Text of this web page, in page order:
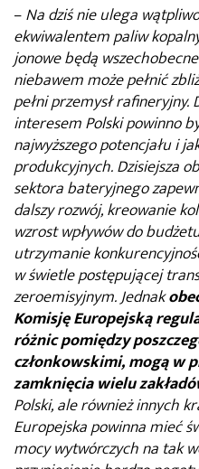
–Na dziś nie ulega
ekwiwalentem paliw
jonowe będą
niebawem może pełnić
pełni przemysł
interesem Polski powinno
najwyższego potencjału i
produkcyjnych. Dzisiejsza
sektora bateryjnego
dalszy rozwój, kreowanie
wzrost wpływów do
utrzymanie
w świetle postępującej
zeroemisyjnym. Jednak
Komisję Europejską
różnic pomiędzy
członkowskimi, mogą w
zamknięcia wielu
Polski, ale również innych
Europejska powinna mieć
mocy wytwórczych na tak